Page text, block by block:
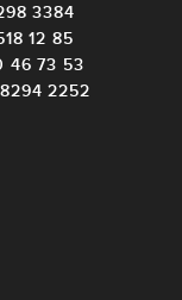
3384
12 85
46 73 53
2252